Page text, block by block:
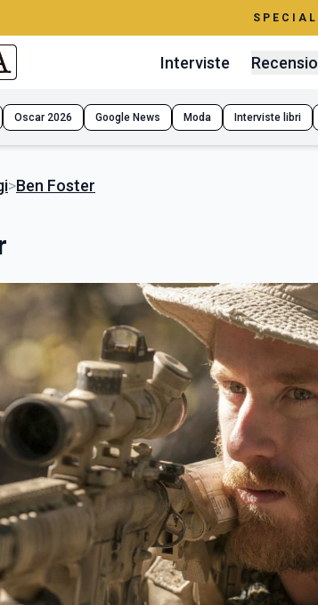
Interviste
Oscar 2026 Google News Moda Interviste libri
>Ben Foster